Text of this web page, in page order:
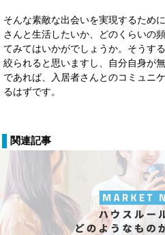
そんな素敵な出会いを実現するため
さんと生活したいか、どのくらいの
てみてはいかがでしょうか。そうす
絞られると思いますし、自分自身が
であれば、入居者さんとのコミュニ
るはずです。
関連記事